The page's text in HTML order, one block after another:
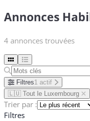
Annonces
4 annonces trouvées
Rechercher
Filtres1 actif
🇱🇺 Tout le Luxembourg
Trier par :
Filtres